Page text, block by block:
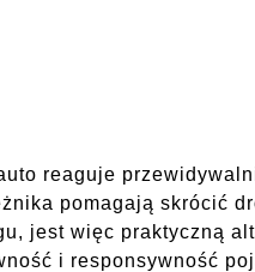
reaguje
pomagają skrócić
jest więc praktyczną
i responsywność